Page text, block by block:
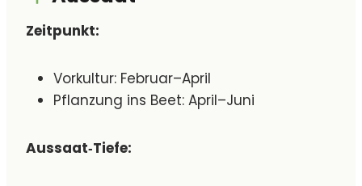
Zeitpunkt:
Vorkultur: Februar–April
Pflanzung ins Beet: April–Juni
Aussaat‑Tiefe: